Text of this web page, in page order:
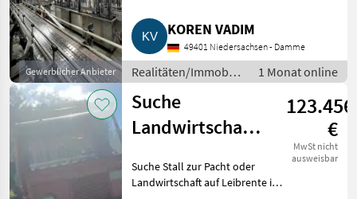
Gewerblicher Anbieter
Quelle in der Westukraine, 200
km von der EU-Grenze entfernt.
Highlights: Eigene Trink- und
Miner
KOREN VADIM
49401 Niedersachsen - Damme
Realitäten/Immobilien
/ Sonstige
Immobilien
1 Monat online
Suche
Landwirtschaft
oder Stall zur
123.456
€
MwSt nicht
ausweisbar
Suche Stall zur Pacht oder
Landwirtschaft auf Leibrente in